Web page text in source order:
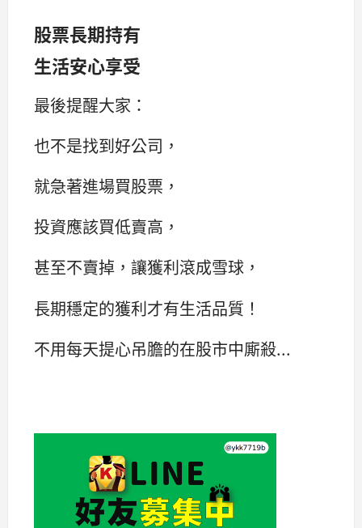
股票長期持有
生活安心享受
最後提醒大家：
也不是找到好公司，
就急著進場買股票，
投資應該買低賣高，
甚至不賣掉，讓獲利滾成雪球，
長期穩定的獲利才有生活品質！
不用每天提心吊膽的在股市中廝殺...